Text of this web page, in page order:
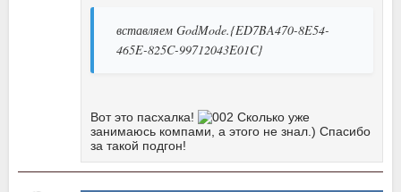
вставляем GodMode.{ED7BA470-8E54-
465E-825C-99712043E01C}
Вот это пасхалка!
Сколько уже
занимаюсь компами, а этого не знал.) Спасибо
за такой подгон!